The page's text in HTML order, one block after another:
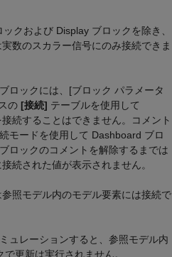
ックおよび Display ブロックを除き、
数のスカラー信号にのみ接続できま
ロックには、[ブロック パラメータ
の [接続] テーブルを使用して
続することはできません。コメント
モードを使用して Dashboard ブロ
ロックのコメントを解除するまでは
続された値が表示されません。
照モデル内のモデル要素には接続で
ュレーションすると、参照モデル内
更新は実行されません。